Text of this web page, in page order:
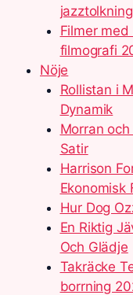
jazztolkning
Filmer
filmografi
Nöje
Rollistan i
Dynamik
Morran
Satir
Harrison
Ekonomisk
Hur Dog
En Riktig
Och Glädje
Takräcke
borrning